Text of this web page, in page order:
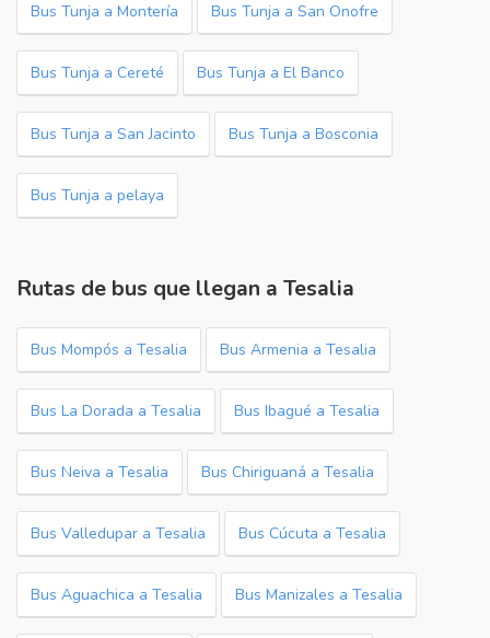
Bus Tunja a Montería Bus Tunja a San Onofre
Bus Tunja a Cereté Bus Tunja a El Banco
Bus Tunja a San Jacinto Bus Tunja a Bosconia
Bus Tunja a pelaya
Rutas de bus que llegan a Tesalia
Bus Mompós a Tesalia Bus Armenia a Tesalia
Bus La Dorada a Tesalia Bus Ibagué a Tesalia
Bus Neiva a Tesalia Bus Chiriguaná a Tesalia
Bus Valledupar a Tesalia Bus Cúcuta a Tesalia
Bus Aguachica a Tesalia Bus Manizales a Tesalia